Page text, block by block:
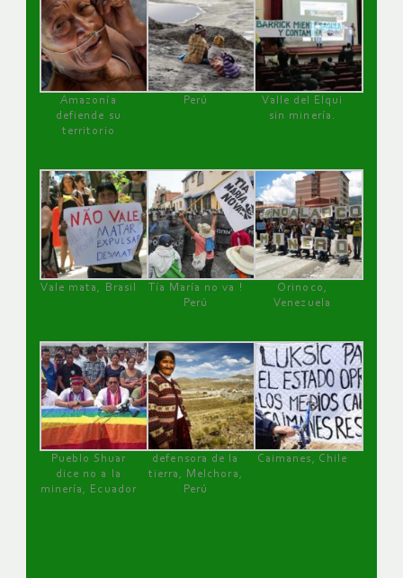
Amazonía
defiende su
territorio
Perú
Valle del Elqui
sin minería.
Vale mata, Brasil
Tía María no va !
Perú
Orinoco,
Venezuela
Pueblo Shuar
dice no a la
minería, Ecuador
defensora de la
tierra, Melchora,
Perú
Caimanes, Chile